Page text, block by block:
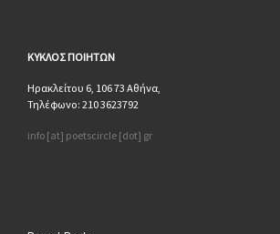
ΚΥΚΛΟΣ ΠΟΙΗΤΩΝ
Ηρακλείτου 6, 106 73 Αθήνα,
Τηλέφωνο: 210 3623792
info [at] poetscircle [dot] gr